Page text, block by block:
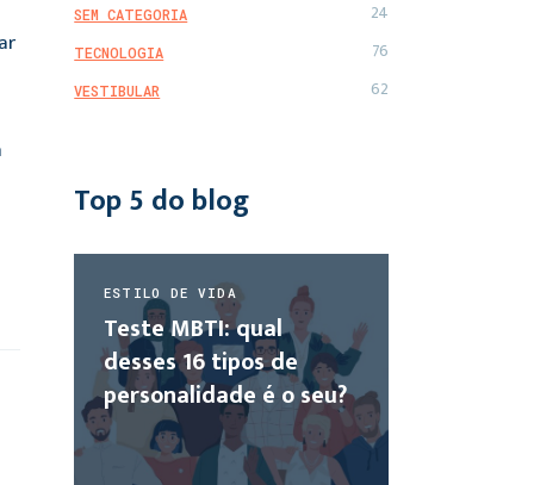
SEM CATEGORIA 24
TECNOLOGIA 76
VESTIBULAR 62
Top 5 do blog
ESTILO DE VIDA
Teste MBTI: qual
desses 16 tipos de
personalidade é o seu?